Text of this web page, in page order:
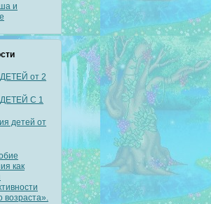
и
от 2
С 1
детей от
как
возраста».